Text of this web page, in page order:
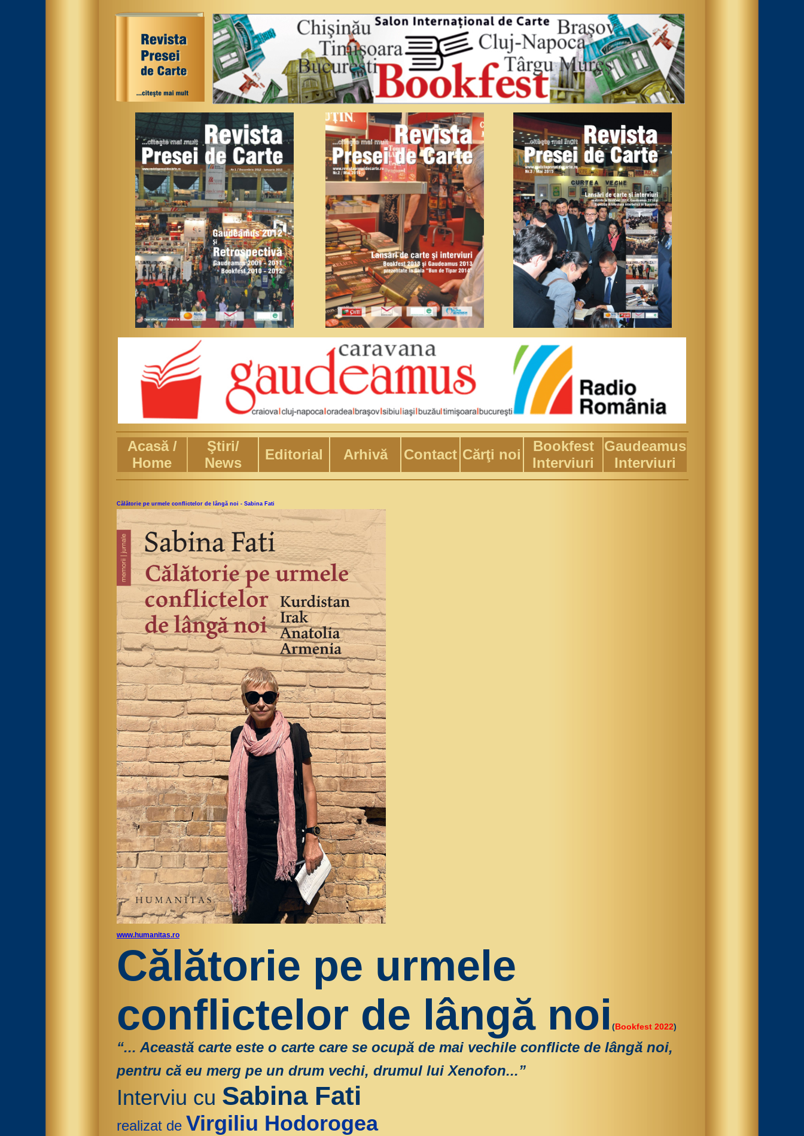
Acasă /
Home
Ştiri/
News
Editorial Arhivă Contact Cărţi noi
Bookfest
Interviuri
Gaudeamus
Interviuri
Călătorie pe urmele conflictelor de lângă noi - Sabina Fati
www.humanitas.ro
Călătorie pe urmele
conflictelor de lângă noi (Bookfest 2022)
“... Această carte este o carte care se ocupă de mai vechile conflicte de lângă noi,
pentru că eu merg pe un drum vechi, drumul lui Xenofon...”
Interviu cu Sabina Fati
realizat de Virgiliu Hodorogea